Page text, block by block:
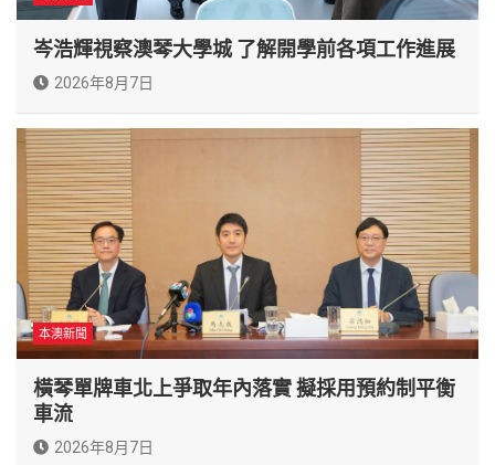
岑浩輝視察澳琴大學城 了解開學前各項工作進展
2026年8月7日
本澳新聞
橫琴單牌車北上爭取年內落實 擬採用預約制平衡
車流
2026年8月7日